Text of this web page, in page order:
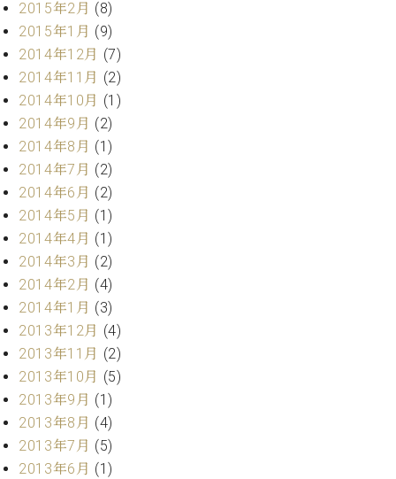
ス
(調
律)
律
師
紹
介
調
律
金
表
お
問
い
わ
せ
尾山調律師のブ
ログ Die
Musikgasse（音
楽の小道）
2015年2月 (8)
2015年1月 (9)
2014年12月 (7)
2014年11月 (2)
2014年10月 (1)
2014年9月 (2)
2014年8月 (1)
2014年7月 (2)
2014年6月 (2)
2014年5月 (1)
2014年4月 (1)
2014年3月 (2)
2014年2月 (4)
2014年1月 (3)
2013年12月 (4)
2013年11月 (2)
2013年10月 (5)
2013年9月 (1)
2013年8月 (4)
2013年7月 (5)
2013年6月 (1)